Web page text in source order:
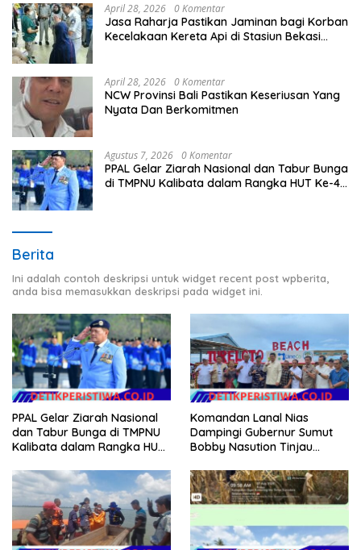
April 28, 2026 0 Komentar
Jasa Raharja Pastikan Jaminan bagi Korban
Kecelakaan Kereta Api di Stasiun Bekasi
April 28, 2026 0 Komentar
NCW Provinsi Bali Pastikan Keseriusan Yang
Nyata Dan Berkomitmen
Agustus 7, 2026 0 Komentar
PPAL Gelar Ziarah Nasional dan Tabur Bunga
di TMPNU Kalibata dalam Rangka HUT Ke-40
Berita
Ini adalah contoh deskripsi untuk widget recent post wpberita,
anda bisa memasukkan deskripsi pada widget ini.
PPAL Gelar Ziarah Nasional
dan Tabur Bunga di TMPNU
Kalibata dalam Rangka HUT
Komandan Lanal Nias
Dampingi Gubernur Sumut
Bobby Nasution Tinjau
Budidaya Rumput Laut di
Nias Utara